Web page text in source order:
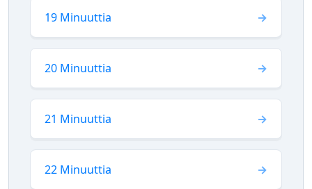
19 Minuuttia
20 Minuuttia
21 Minuuttia
22 Minuuttia